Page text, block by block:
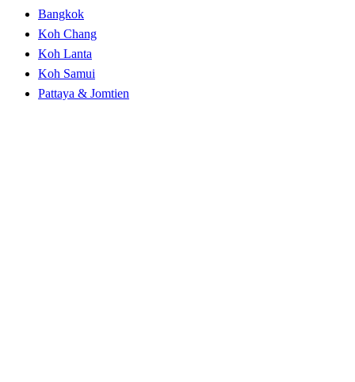
Bangkok
Koh Chang
Koh Lanta
Koh Samui
Pattaya & Jomtien